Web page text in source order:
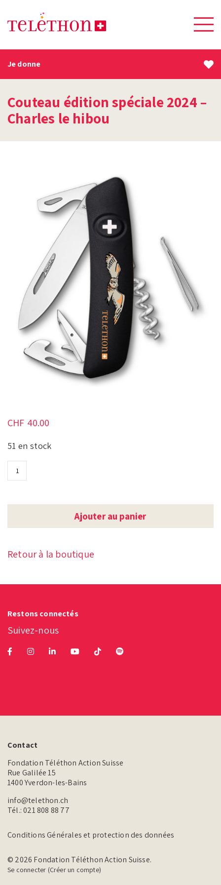
Je donne
Couteau édition spéciale 2024 –
Charles le hibou
CHF 40.00
51 en stock
Ajouter au panier
Retour à la boutique
Restons connectés
Suivez-nous
Contact
Fondation Téléthon Action Suisse
Rue Galilée 15
1400 Yverdon-les-Bains
info@telethon.ch
Tél.:021 808 88 77
Conditions Générales et protection des données
© 2026 Fondation Téléthon Action Suisse.
Se connecter (Créer un compte)